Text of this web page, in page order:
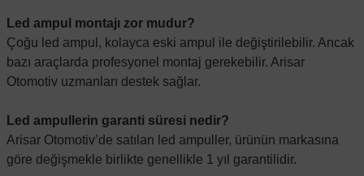
Led ampul montajı zor mudur?
Çoğu led ampul, kolayca eski ampul ile değiştirilebilir. Ancak
bazı araçlarda profesyonel montaj gerekebilir. Arisar
Otomotiv uzmanları destek sağlar.
Led ampullerin garanti süresi nedir?
Arisar Otomotiv’de satılan led ampuller, ürünün markasına
göre değişmekle birlikte genellikle 1 yıl garantilidir.